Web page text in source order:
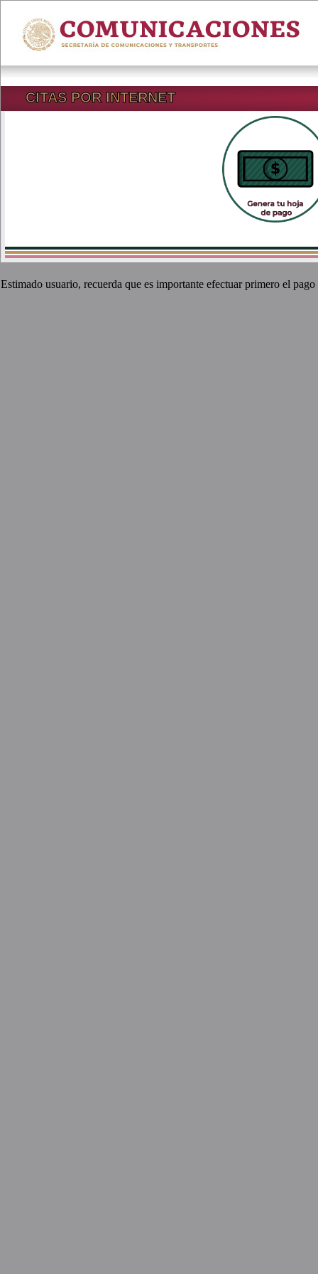
CITAS POR INTERNET
Estimado usuario, recuerda que es importante efectuar primero el